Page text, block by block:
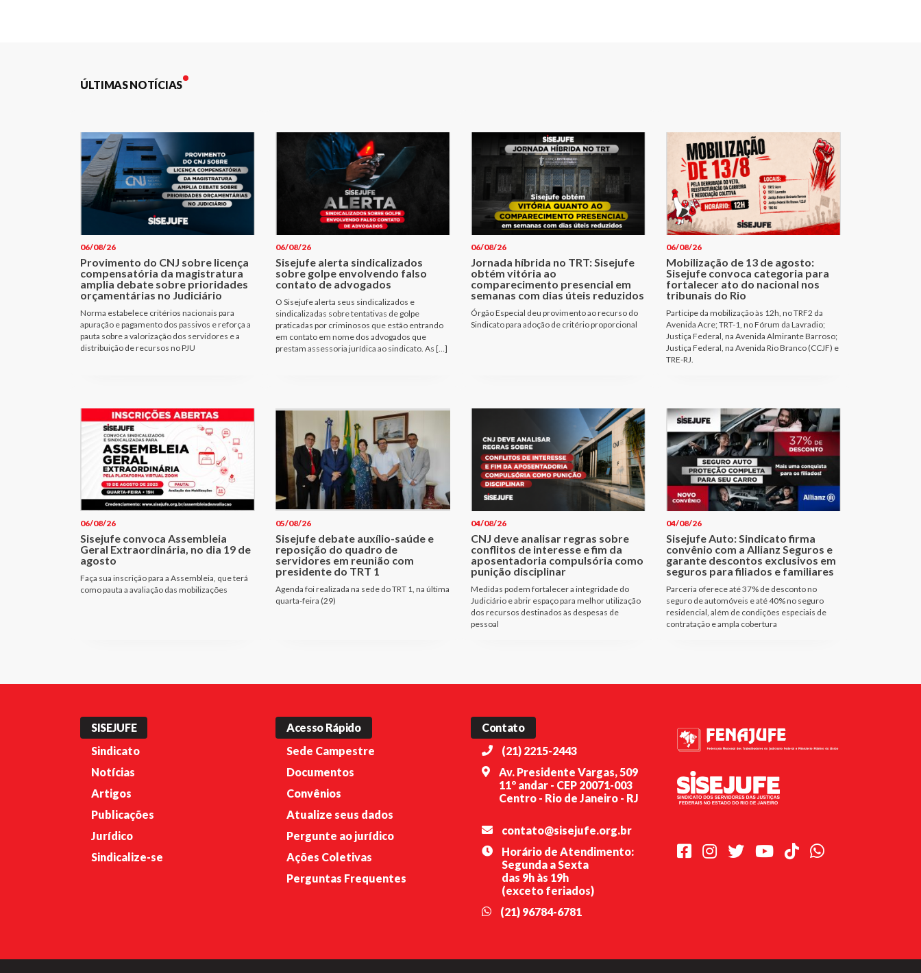
ÚLTIMAS NOTÍCIAS
06/08/26
Provimento do CNJ sobre licença
compensatória da magistratura
amplia debate sobre prioridades
orçamentárias no Judiciário
Norma estabelece critérios nacionais para
apuração e pagamento dos passivos e reforça a
pauta sobre a valorização dos servidores e a
distribuição de recursos no PJU
06/08/26
Sisejufe alerta sindicalizados
sobre golpe envolvendo falso
contato de advogados
O Sisejufe alerta seus sindicalizados e
sindicalizadas sobre tentativas de golpe
praticadas por criminosos que estão entrando
em contato em nome dos advogados que
prestam assessoria jurídica ao sindicato. As […]
06/08/26
Jornada híbrida no TRT: Sisejufe
obtém vitória ao
comparecimento presencial em
semanas com dias úteis reduzidos
Órgão Especial deu provimento ao recurso do
Sindicato para adoção de critério proporcional
06/08/26
Mobilização de 13 de agosto:
Sisejufe convoca categoria para
fortalecer ato do nacional nos
tribunais do Rio
Participe da mobilização às 12h, no TRF2 da
Avenida Acre; TRT-1, no Fórum da Lavradio;
Justiça Federal, na Avenida Almirante Barroso;
Justiça Federal, na Avenida Rio Branco (CCJF) e
TRE-RJ.
06/08/26
Sisejufe convoca Assembleia
Geral Extraordinária, no dia 19 de
agosto
Faça sua inscrição para a Assembleia, que terá
como pauta a avaliação das mobilizações
05/08/26
Sisejufe debate auxílio-saúde e
reposição do quadro de
servidores em reunião com
presidente do TRT 1
Agenda foi realizada na sede do TRT 1, na última
quarta-feira (29)
04/08/26
CNJ deve analisar regras sobre
conflitos de interesse e fim da
aposentadoria compulsória como
punição disciplinar
Medidas podem fortalecer a integridade do
Judiciário e abrir espaço para melhor utilização
dos recursos destinados às despesas de
pessoal
04/08/26
Sisejufe Auto: Sindicato firma
convênio com a Allianz Seguros e
garante descontos exclusivos em
seguros para filiados e familiares
Parceria oferece até 37% de desconto no
seguro de automóveis e até 40% no seguro
residencial, além de condições especiais de
contratação e ampla cobertura
SISEJUFE
Sindicato
Notícias
Artigos
Publicações
Jurídico
Sindicalize-se
Acesso Rápido
Sede Campestre
Documentos
Convênios
Atualize seus dados
Pergunte ao jurídico
Ações Coletivas
Perguntas Frequentes
Contato
(21) 2215-2443
Av. Presidente Vargas, 509
11º andar - CEP 20071-003
Centro - Rio de Janeiro - RJ
contato@sisejufe.org.br
Horário de Atendimento:
Segunda a Sexta
das 9h às 19h
(exceto feriados)
(21) 96784-6781
FacebookInstagram
TwitterYoutubeTikTokWhatsapp